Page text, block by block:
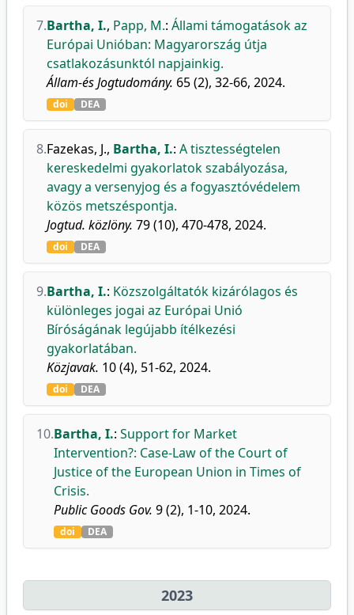
7.Bartha, I., Papp, M.: Állami támogatások az
Európai Unióban: Magyarország útja
csatlakozásunktól napjainkig.
Állam-és Jogtudomány. 65 (2), 32-66, 2024.
doi DEA
8.Fazekas, J., Bartha, I.: A tisztességtelen
kereskedelmi gyakorlatok szabályozása,
avagy a versenyjog és a fogyasztóvédelem
közös metszéspontja.
Jogtud. közlöny. 79 (10), 470-478, 2024.
doi DEA
9.Bartha, I.: Közszolgáltatók kizárólagos és
különleges jogai az Európai Unió
Bíróságának legújabb ítélkezési
gyakorlatában.
Közjavak. 10 (4), 51-62, 2024.
doi DEA
10.Bartha, I.: Support for Market
Intervention?: Case-Law of the Court of
Justice of the European Union in Times of
Crisis.
Public Goods Gov. 9 (2), 1-10, 2024.
doi DEA
2023